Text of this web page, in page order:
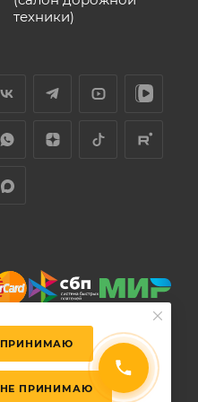
техники)
ПРИНИМАЮ
НЕ ПРИНИМАЮ